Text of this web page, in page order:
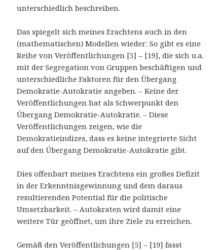
unterschiedlich beschreiben.
Das spiegelt sich meines Erachtens auch in den
(mathematischen) Modellen wieder: So gibt es eine
Reihe von Veröffentlichungen [5] – [19], die sich u.a.
mit der Segregation von Gruppen beschäftigen und
unterschiedliche Faktoren für den Übergang
Demokratie-Autokratie angeben. – Keine der
Veröffentlichungen hat als Schwerpunkt den
Übergang Demokratie-Autokratie. – Diese
Veröffentlichungen zeigen, wie die
Demokratieindizes, dass es keine integrierte Sicht
auf den Übergang Demokratie-Autokratie gibt.
Dies offenbart meines Erachtens ein großes Defizit
in der Erkenntnisgewinnung und dem daraus
resultierenden Potential für die politische
Umsetzbarkeit. – Autokraten wird damit eine
weitere Tür geöffnet, um ihre Ziele zu erreichen.
Gemäß den Veröffentlichungen [5] – [19] fasst